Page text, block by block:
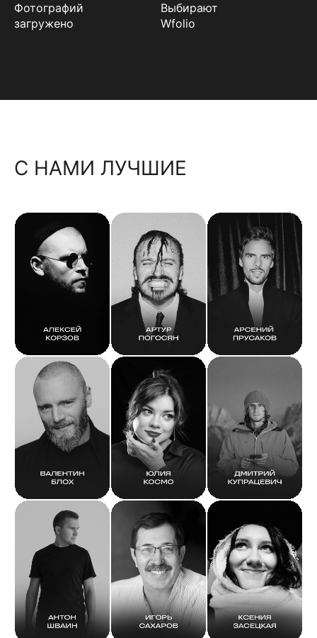
Фотографий
загружено
Выбирают
Wfolio
С НАМИ ЛУЧШИЕ